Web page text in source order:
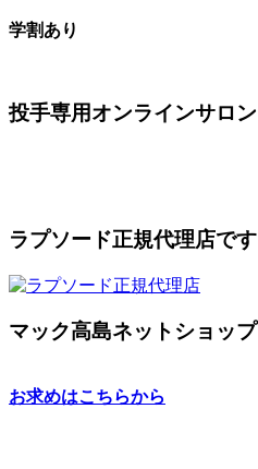
学割あり
投手専用オンラインサロン
ラプソード正規代理店です
マック高島ネットショップ
お求めはこちらから